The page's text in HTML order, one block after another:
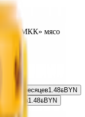
«ОМКК» мясо
BYN
с 6 месяцев1.48BYNBYN
месяцев1.48BYNBYN